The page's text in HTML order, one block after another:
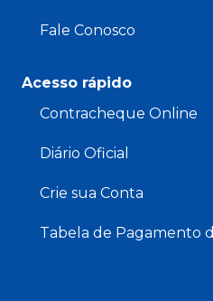
Fale Conosco
Acesso rápido
Contracheque Online
Diário Oficial
Crie sua Conta
Tabela de Pagamento